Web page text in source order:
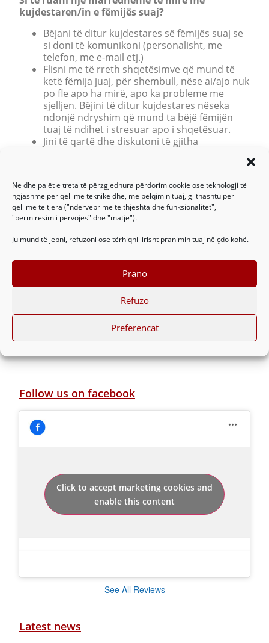
Ne dhe palët e treta të përzgjedhura përdorim cookie ose teknologji të
ngjashme për qëllime teknike dhe, me pëlqimin tuaj, gjithashtu për
qëllime të tjera ("ndërveprime të thjeshta dhe funksionalitet",
"përmirësim i përvojës" dhe "matje").
Ju mund të jepni, refuzoni ose tërhiqni lirisht pranimin tuaj në çdo kohë.
Prano
Refuzo
Preferencat
kujdestaren/in e fëmijës suaj?
Bëjani të ditur kujdestares së fëmijës suaj se
si doni të komunikoni (personalisht, me
telefon, me e-mail etj.)
Flisni me të rreth shqetësimve që mund të
ketë fëmija juaj, për shembull, nëse ai/ajo nuk
po fle apo ha mirë, apo ka probleme me
sjelljen. Bëjini të ditur kujdestares nëseka
ndonjë ndryshim që mund ta bëjë fëmijën
tuaj të ndihet i stresuar apo i shqetësuar.
Jini të qartë dhe diskutoni të gjitha
Burimi: Caring for kids
Si të zgjidhni shërbimin e duhur të pastrimit ? Ushqyerja me gji gjatë COVID-19
Follow us on facebook
Click to accept marketing cookies and
enable this content
See All Reviews
Latest news